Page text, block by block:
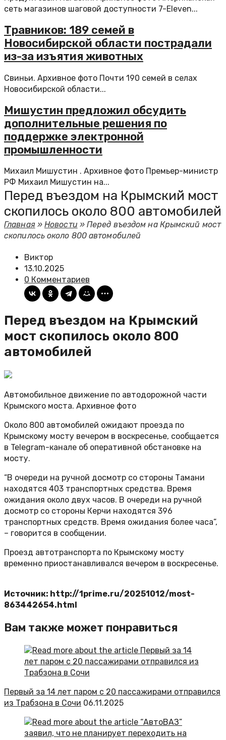
сеть магазинов шаговой доступности 7-Еleven...
Травников: 189 семей в
Новосибирской области пострадали
из-за изъятия животных
Свиньи. Архивное фото Почти 190 семей в селах
Новосибирской области...
Мишустин предложил обсудить
дополнительные решения по
поддержке электронной
промышленности
Михаил Мишустин . Архивное фото Премьер-министр
РФ Михаил Мишустин на...
Перед въездом на Крымский мост
скопилось около 800 автомобилей
Главная»Новости »Перед въездом на Крымский мост
скопилось около 800 автомобилей
Виктор
13.10.2025
0 Комментариев
Перед въездом на Крымский
мост скопилось около 800
автомобилей
Автомобильное движение по автодорожной части
Крымского моста. Архивное фото
Около 800 автомобилей ожидают проезда по
Крымскому мосту вечером в воскресенье, сообщается
в Telegram-канале об оперативной обстановке на
мосту.
“В очереди на ручной досмотр со стороны Тамани
находятся 403 транспортных средства. Время
ожидания около двух часов. В очереди на ручной
досмотр со стороны Керчи находятся 396
транспортных средств. Время ожидания более часа”,
– говорится в сообщении.
Проезд автотранспорта по Крымскому мосту
временно приостанавливался вечером в воскресенье.
Источник: http://1prime.ru/20251012/most-
863442654.html
Вам также может понравиться
Первый за 14 лет паром с 20 пассажирами отправился
из Трабзона в Сочи 06.11.2025